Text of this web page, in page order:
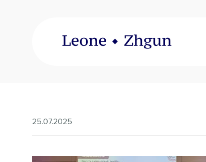
25.07.2025